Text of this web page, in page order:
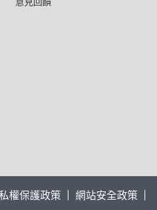
權保護政策
網站安全政策